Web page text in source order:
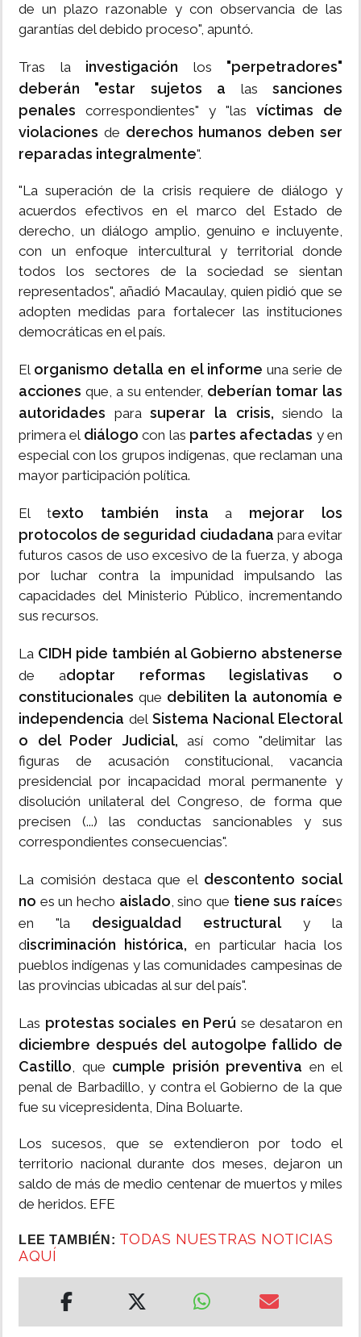
de un plazo razonable y con observancia de las
garantías del debido proceso", apuntó.
Tras la investigación los "perpetradores"
deberán "estar sujetos a lassanciones
penales correspondientes" y "las víctimas de
violaciones de derechos humanos deben ser
reparadas integralmente".
"La superación de la crisis requiere de diálogo y
acuerdos efectivos en el marco del Estado de
derecho, un diálogo amplio, genuino e incluyente,
con un enfoque intercultural y territorial donde
todos los sectores de la sociedad se sientan
representados", añadió Macaulay, quien pidió que se
adopten medidas para fortalecer las instituciones
democráticas en el país.
El organismo detalla en el informe una serie de
acciones que, a su entender, deberían tomar las
autoridades parasuperar la crisis,siendo la
primera el diálogo con las partes afectadas y en
especial con los grupos indígenas, que reclaman una
mayor participación política.
El texto también insta a mejorar los
protocolos de seguridad ciudadana para evitar
futuros casos de uso excesivo de la fuerza, y aboga
por luchar contra la impunidad impulsando las
capacidades del Ministerio Público, incrementando
sus recursos.
La CIDH pide también al Gobierno abstenerse
de adoptar reformas legislativas o
constitucionales que debiliten la autonomía e
independencia del Sistema Nacional Electoral
o del Poder Judicial,así como "delimitar las
figuras de acusación constitucional, vacancia
presidencial por incapacidad moral permanente y
disolución unilateral del Congreso, de forma que
precisen (...) las conductas sancionables y sus
correspondientes consecuencias".
La comisión destaca que el descontento social
no es un hecho aislado, sino que tiene sus raíces
en "la desigualdad estructuraly la
discriminación histórica,en particular hacia los
pueblos indígenas y las comunidades campesinas de
las provincias ubicadas al sur del país".
Las protestas sociales en Perú se desataron en
diciembre después del autogolpe fallido de
Castillo, que cumple prisión preventiva en el
penal de Barbadillo, y contra el Gobierno de la que
fue su vicepresidenta, Dina Boluarte.
Los sucesos, que se extendieron por todo el
territorio nacional durante dos meses, dejaron un
saldo de más de medio centenar de muertos y miles
de heridos. EFE
LEE TAMBIÉN: TODAS NUESTRAS NOTICIAS
AQUÍ